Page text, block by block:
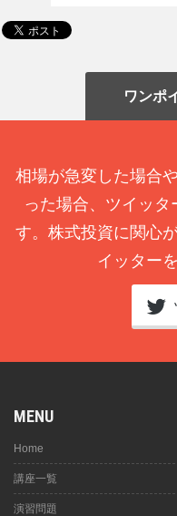
ワンポ
相場が急変した場合
った場合、ツイッタ
す。株式投資に関心
イッター
MENU
Home
講座一覧
演習問題